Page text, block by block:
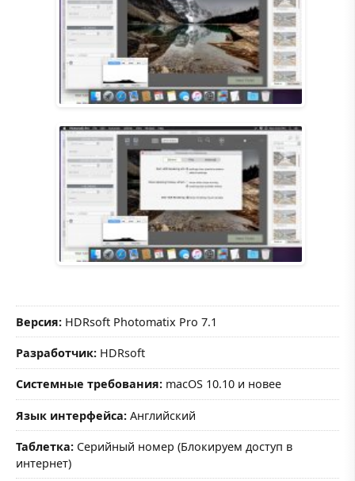
Версия: HDRsoft Photomatix Pro 7.1
Разработчик: HDRsoft
Системные требования: macOS 10.10 и новее
Язык интерфейса: Английский
Таблетка: Серийный номер (Блокируем доступ в
интернет)